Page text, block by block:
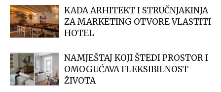
KADA ARHITEKT I STRUČNJAKINJA
ZA MARKETING OTVORE VLASTITI
HOTEL
NAMJEŠTAJ KOJI ŠTEDI PROSTOR I
OMOGUĆAVA FLEKSIBILNOST
ŽIVOTA